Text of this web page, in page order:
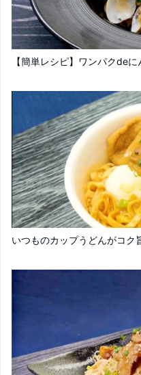
【簡単レシピ】ワンパクde
いつものカップうどんがコク